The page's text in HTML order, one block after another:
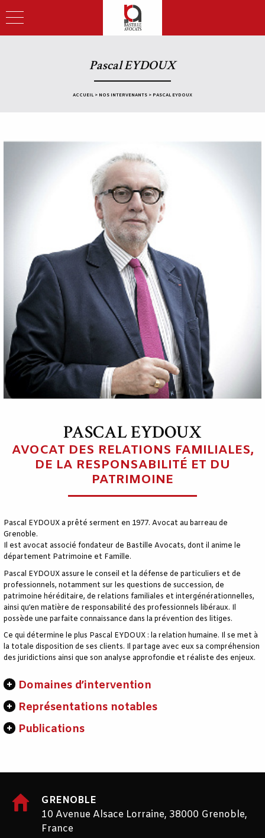
Pascal EYDOUX
ACCUEIL > NOS INTERVENANTS > PASCAL EYDOUX
PASCAL EYDOUX
AVOCAT DES RELATIONS FAMILIALES,
DE LA RESPONSABILITÉ ET DU
PATRIMOINE
Pascal EYDOUX a prêté serment en 1977. Avocat au barreau de
Grenoble.
Il est avocat associé fondateur de Bastille Avocats, dont il anime le
département Patrimoine et Famille.
Pascal EYDOUX assure le conseil et la défense de particuliers et de
professionnels, notamment sur les questions de succession, de
patrimoine héréditaire, de relations familiales et intergénérationnelles,
ainsi qu’en matière de responsabilité des professionnels libéraux. Il
possède une parfaite connaissance dans la prévention des litiges.
Ce qui détermine le plus Pascal EYDOUX : la relation humaine. Il se met à
la totale disposition de ses clients. Il partage avec eux sa compréhension
des juridictions ainsi que son analyse approfondie et réaliste des enjeux.
Domaines d’intervention
Représentations notables
Publications
GRENOBLE
10 Avenue Alsace Lorraine, 38000 Grenoble,
France